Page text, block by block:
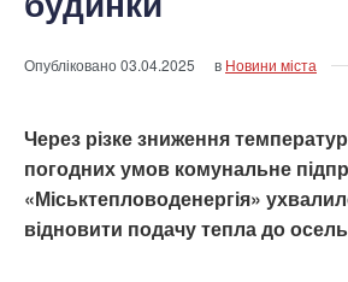
Опубліковано03.04.2025 в Новини міста
Через різке зниження
погодних умов комунальне
«Міськтепловоденергія»
відновити подачу тепла до